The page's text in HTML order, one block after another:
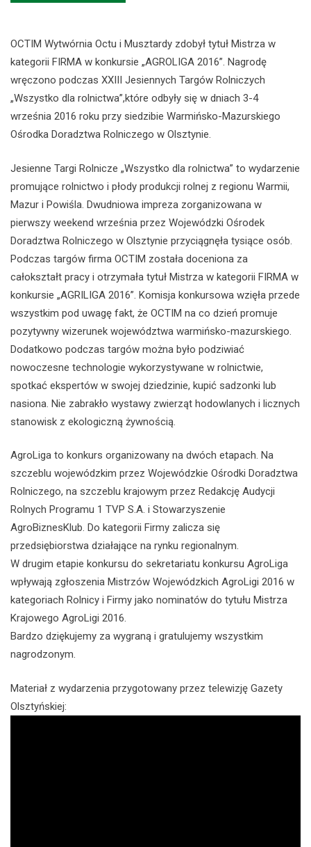
OCTIM Wytwórnia Octu i Musztardy zdobył tytuł Mistrza w
kategorii FIRMA w konkursie „AGROLIGA 2016”. Nagrodę
wręczono podczas XXIII Jesiennych Targów Rolniczych
„Wszystko dla rolnictwa”,które odbyły się w dniach 3-4
września 2016 roku przy siedzibie Warmińsko-Mazurskiego
Ośrodka Doradztwa Rolniczego w Olsztynie.
Jesienne Targi Rolnicze „Wszystko dla rolnictwa” to wydarzenie
promujące rolnictwo i płody produkcji rolnej z regionu Warmii,
Mazur i Powiśla. Dwudniowa impreza zorganizowana w
pierwszy weekend września przez Wojewódzki Ośrodek
Doradztwa Rolniczego w Olsztynie przyciągnęła tysiące osób.
Podczas targów firma OCTIM została doceniona za
całokształt pracy i otrzymała tytuł Mistrza w kategorii FIRMA w
konkursie „AGRILIGA 2016”. Komisja konkursowa wzięła przede
wszystkim pod uwagę fakt, że OCTIM na co dzień promuje
pozytywny wizerunek województwa warmińsko-mazurskiego.
Dodatkowo podczas targów można było podziwiać
nowoczesne technologie wykorzystywane w rolnictwie,
spotkać ekspertów w swojej dziedzinie, kupić sadzonki lub
nasiona. Nie zabrakło wystawy zwierząt hodowlanych i licznych
stanowisk z ekologiczną żywnością.
AgroLiga to konkurs organizowany na dwóch etapach. Na
szczeblu wojewódzkim przez Wojewódzkie Ośrodki Doradztwa
Rolniczego, na szczeblu krajowym przez Redakcję Audycji
Rolnych Programu 1 TVP S.A. i Stowarzyszenie
AgroBiznesKlub. Do kategorii Firmy zalicza się
przedsiębiorstwa działające na rynku regionalnym.
W drugim etapie konkursu do sekretariatu konkursu AgroLiga
wpływają zgłoszenia Mistrzów Wojewódzkich AgroLigi 2016 w
kategoriach Rolnicy i Firmy jako nominatów do tytułu Mistrza
Krajowego AgroLigi 2016.
Bardzo dziękujemy za wygraną i gratulujemy wszystkim
nagrodzonym.
Materiał z wydarzenia przygotowany przez telewizję Gazety
Olsztyńskiej: